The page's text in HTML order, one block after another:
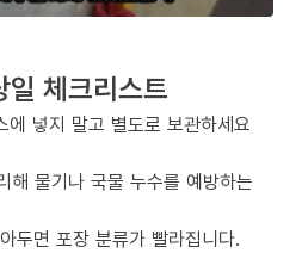
체크리스트
에 넣지 말고 별도로 보관하세요
해 물기나 국물 누수를 예방하는
두면 포장 분류가 빨라집니다.